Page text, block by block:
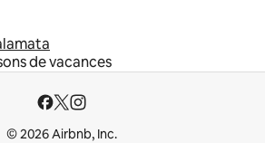
de vacances
© 2026 Airbnb, Inc.